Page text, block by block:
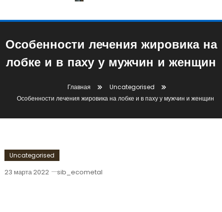
Особенности лечения жировика на
лобке и в паху у мужчин и женщин
Главная
Uncategorised
Особенности лечения жировика на лобке и в паху у мужчин и женщин
Uncategorised
23 марта 2022 sib_ecometal